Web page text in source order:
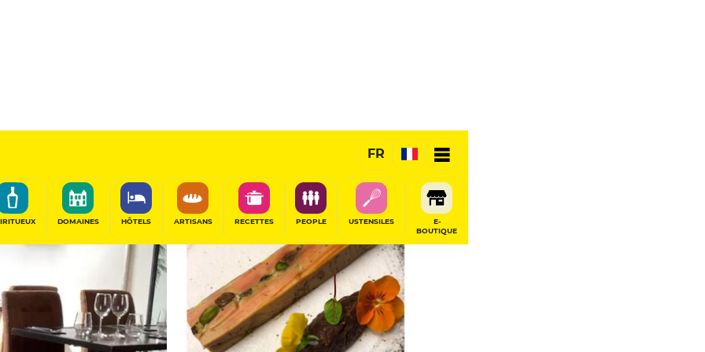
FR
DOMAINES HÔTELS ARTISANS RECETTES PEOPLE USTENSILES
E-
BOUTIQUE
RÉSERVER